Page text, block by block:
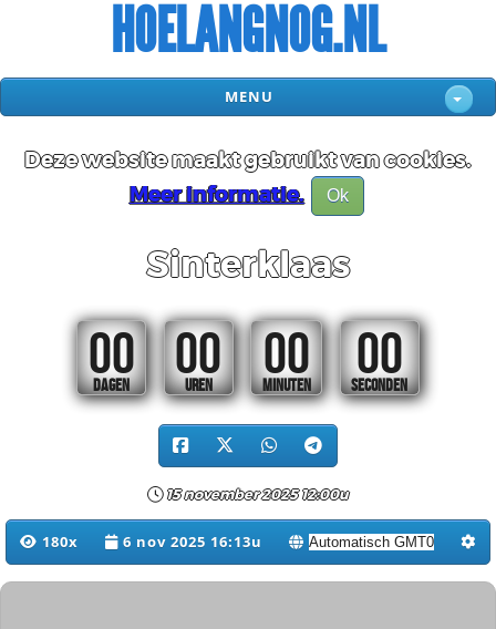
HOELANGNOG.NL
MENU
Deze website maakt gebruikt van cookies.
Meer informatie.
Ok
Sinterklaas
00
DAGEN
00
UREN
00
MINUTEN
00
SECONDEN
15 november 2025 12:00u
180x 6 nov 2025 16:13u